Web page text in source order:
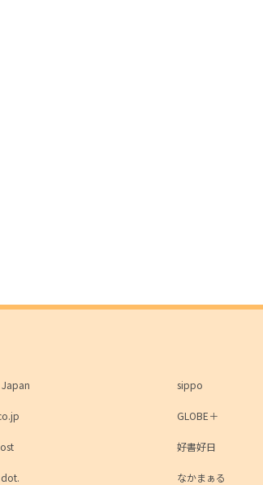
Japan
dot.
sippo
GLOBE＋
好書好日
なかまぁる